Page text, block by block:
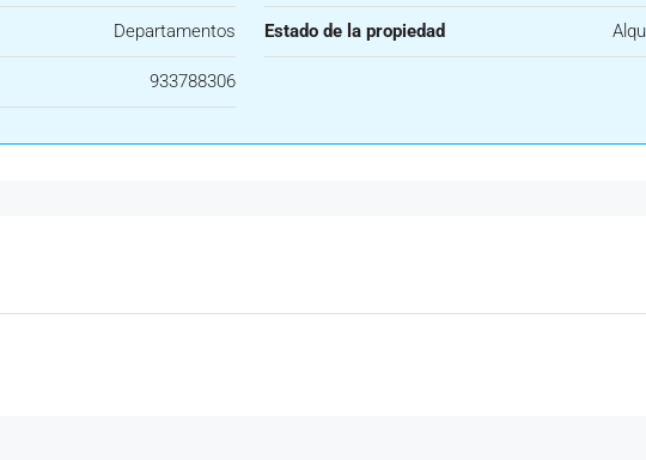
Departamentos Estado de la propiedad
933788306